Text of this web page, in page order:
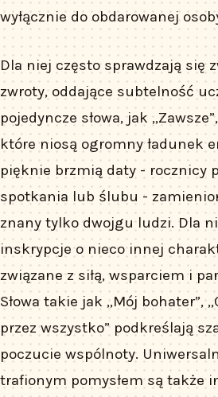
wyłącznie do obdarowanej
Dla niej często sprawdzają się
zwroty, oddające subtelność
pojedyncze słowa, jak
które niosą ogromny ładunek
pięknie brzmią daty - rocznicy
spotkania lub ślubu -
znany tylko dwojgu ludzi. Dla
inskrypcje o nieco innej
związane z siłą, wsparciem i
Słowa takie jak „Mój bohater”,
przez wszystko” podkreślają
poczucie wspólnoty.
trafionym pomysłem są także